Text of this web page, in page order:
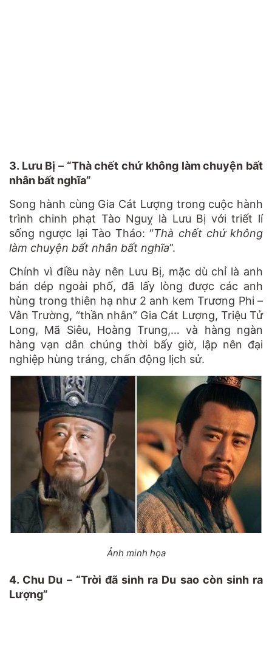
3. Lưu Bị – “Thà chết chứ không làm chuyện bất
nhân bất nghĩa”
Song hành cùng Gia Cát Lượng trong cuộc hành
trình chinh phạt Tào Nguỵ là Lưu Bị với triết lí
sống ngược lại Tào Tháo: “Thà chết chứ không
làm chuyện bất nhân bất nghĩa”.
Chính vì điều này nên Lưu Bị, mặc dù chỉ là anh
bán dép ngoài phố, đã lấy lòng được các anh
hùng trong thiên hạ như 2 anh kem Trương Phi –
Vân Trường, “thần nhân” Gia Cát Lượng, Triệu Tử
Long, Mã Siêu, Hoàng Trung,… và hàng ngàn
hàng vạn dân chúng thời bấy giờ, lập nên đại
nghiệp hùng tráng, chấn động lịch sử.
Ảnh minh họa
4. Chu Du – “Trời đã sinh ra Du sao còn sinh ra
Lượng”